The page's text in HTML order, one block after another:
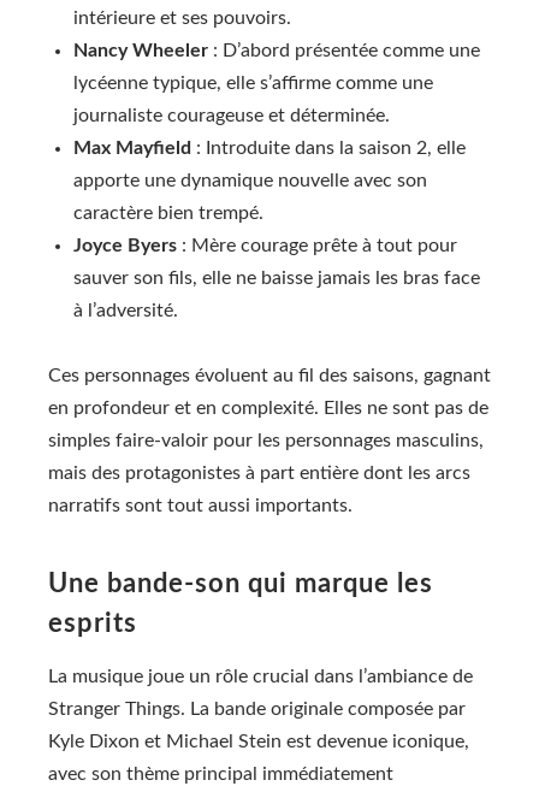
intérieure et ses pouvoirs.
Nancy Wheeler : D’abord présentée comme une
lycéenne typique, elle s’affirme comme une
journaliste courageuse et déterminée.
Max Mayfield : Introduite dans la saison 2, elle
apporte une dynamique nouvelle avec son
caractère bien trempé.
Joyce Byers : Mère courage prête à tout pour
sauver son fils, elle ne baisse jamais les bras face
à l’adversité.
Ces personnages évoluent au fil des saisons, gagnant
en profondeur et en complexité. Elles ne sont pas de
simples faire-valoir pour les personnages masculins,
mais des protagonistes à part entière dont les arcs
narratifs sont tout aussi importants.
Une bande-son qui marque les
esprits
La musique joue un rôle crucial dans l’ambiance de
Stranger Things. La bande originale composée par
Kyle Dixon et Michael Stein est devenue iconique,
avec son thème principal immédiatement